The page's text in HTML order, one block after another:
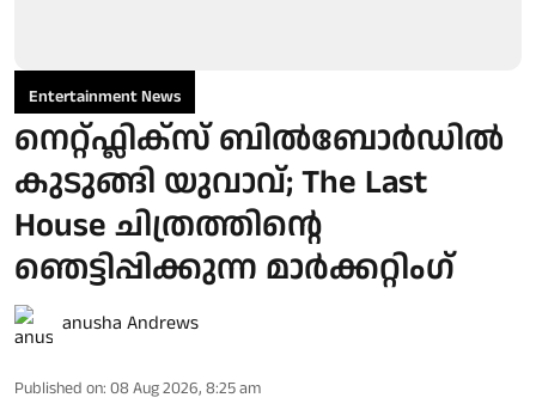
Entertainment News
നെറ്റ്ഫ്ലിക്സ് ബിൽബോർഡിൽ
കുടുങ്ങി യുവാവ്; The Last
House ചിത്രത്തിന്റെ
ഞെട്ടിപ്പിക്കുന്ന മാർക്കറ്റിം​ഗ്
anusha Andrews
Published on: 08 Aug 2026, 8:25 am